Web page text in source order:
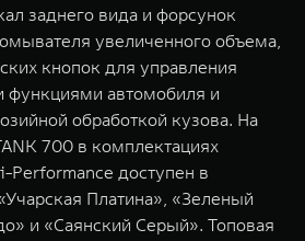
заднего вида и форсунок
увеличенного объема,
кнопок для управления
автомобиля и
обработкой кузова. На
700 в комплектациях
Performance доступен в
Платина», «Зеленый
и «Саянский Серый». Топовая